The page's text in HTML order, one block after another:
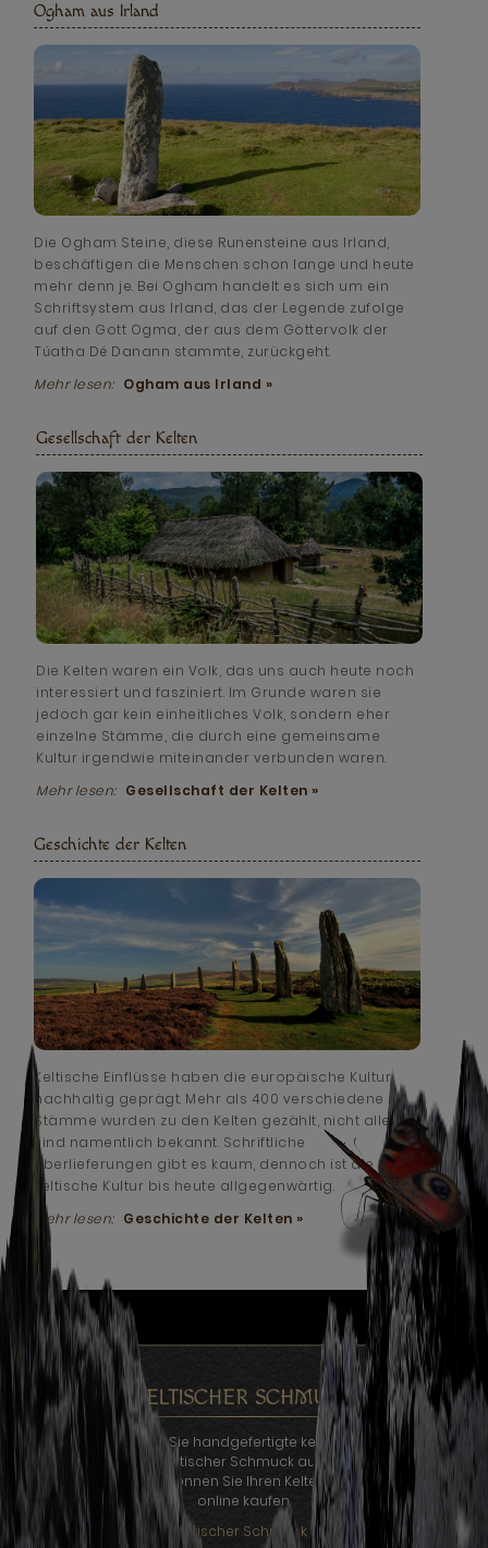
Ogham aus Irland
Die Ogham Steine, diese Runensteine aus Irland,
beschäftigen die Menschen schon lange und heute
mehr denn je. Bei Ogham handelt es sich um ein
Schriftsystem aus Irland, das der Legende zufolge
auf den Gott Ogma, der aus dem Göttervolk der
Túatha Dé Danann stammte, zurückgeht.
Mehr lesen: Ogham aus Irland »
Gesellschaft der Kelten
Die Kelten waren ein Volk, das uns auch heute noch
interessiert und fasziniert. Im Grunde waren sie
jedoch gar kein einheitliches Volk, sondern eher
einzelne Stämme, die durch eine gemeinsame
Kultur irgendwie miteinander verbunden waren.
Mehr lesen: Gesellschaft der Kelten »
Geschichte der Kelten
Keltische Einflüsse haben die europäische Kultur
nachhaltig geprägt. Mehr als 400 verschiedene
Stämme wurden zu den Kelten gezählt, nicht alle
sind namentlich bekannt. Schriftliche
Überlieferungen gibt es kaum, dennoch ist die
keltische Kultur bis heute allgegenwärtig.
Mehr lesen: Geschichte der Kelten »
KELTISCHER SCHMUCK
Auf Kelten.de finden Sie handgefertigte keltischer Schmuck für
jeden Geldbeutel. Keltischer Schmuck aus unterschiedlichen
Materialien, bei uns können Sie Ihren Kelten Schmuck bequem
online kaufen.
Keltischer Schmuck »